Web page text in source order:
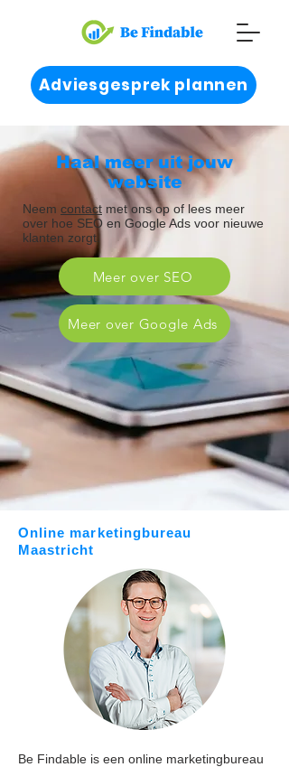
Adviesgesprek plannen
Haal meer uit jouw
website
Neem contact met ons op of lees meer
over hoe SEO en Google Ads voor nieuwe
klanten zorgt.
Meer over SEO
Meer over Google Ads
Online marketingbureau
Maastricht
Be Findable is een online marketingbureau